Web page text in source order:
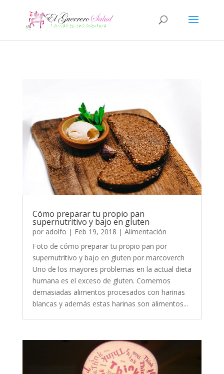
Cómo preparar tu propio pan
supernutritivo y bajo en gluten
por adolfo | Feb 19, 2018 | Alimentación
Foto de cómo preparar tu propio pan por
supernutritivo y bajo en gluten por marcoverch
Uno de los mayores problemas en la actual dieta
humana es el exceso de gluten. Comemos
demasiadas alimentos procesados con harinas
blancas y además estas harinas son alimentos...